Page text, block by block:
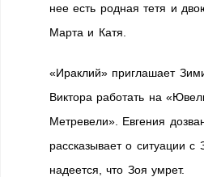
нее есть родная тетя и
Марта и Катя.
«Ираклий» приглашает
Виктора работать на
Метревели». Евгения
рассказывает о ситуации с
надеется, что Зоя умрет.